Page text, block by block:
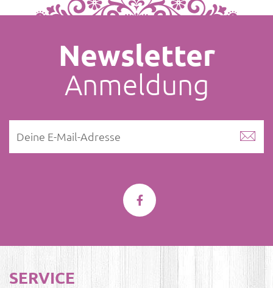
Newsletter
Anmeldung
SERVICE